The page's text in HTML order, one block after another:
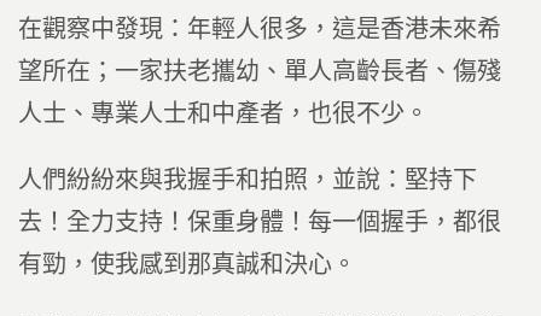
在觀察中發現：年輕人很多，這是香港未來希
望所在；一家扶老攜幼、單人高齡長者、傷殘
人士、專業人士和中產者，也很不少。
人們紛紛來與我握手和拍照，並說：堅持下
去！全力支持！保重身體！每一個握手，都很
有勁，使我感到那真誠和決心。